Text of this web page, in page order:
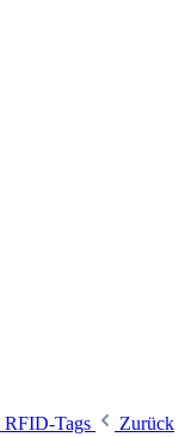
RFID-Tags
Zurück